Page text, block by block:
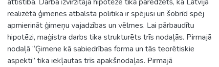
realizētā ģimenes atbalsta politika ir spējusi un šobrīd spēj
apmierināt ģimeņu vajadzības un vēlmes. Lai pārbaudītu
hipotēzi, maģistra darbs tika strukturēts trīs nodaļās. Pirmajā
nodaļā “Ģimene kā sabiedrības forma un tās teorētiskie
aspekti” tika iekļautas trīs apakšnodaļas. Pirmajā